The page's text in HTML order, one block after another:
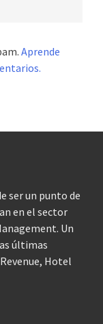
Aprende
ser un punto de
en el sector
Un
últimas
Hotel